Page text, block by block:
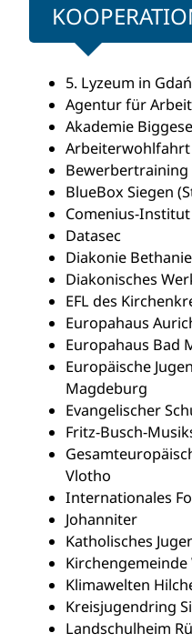
5. Lyzeum in
Agentur für
Akademie
Arbeiterwohlfahrt
BlueBox Siegen
Comenius-
Datasec
Diakonie
Diakonisches
EFL des
Europahaus
Europahaus Bad
Europäische
Magdeburg
Evangelischer
Fritz-Busch-
Vlotho
Internationales
Johanniter
Katholisches
Kirchengemeinde
Klimawelten
Kreisjugendring
Landschulheim